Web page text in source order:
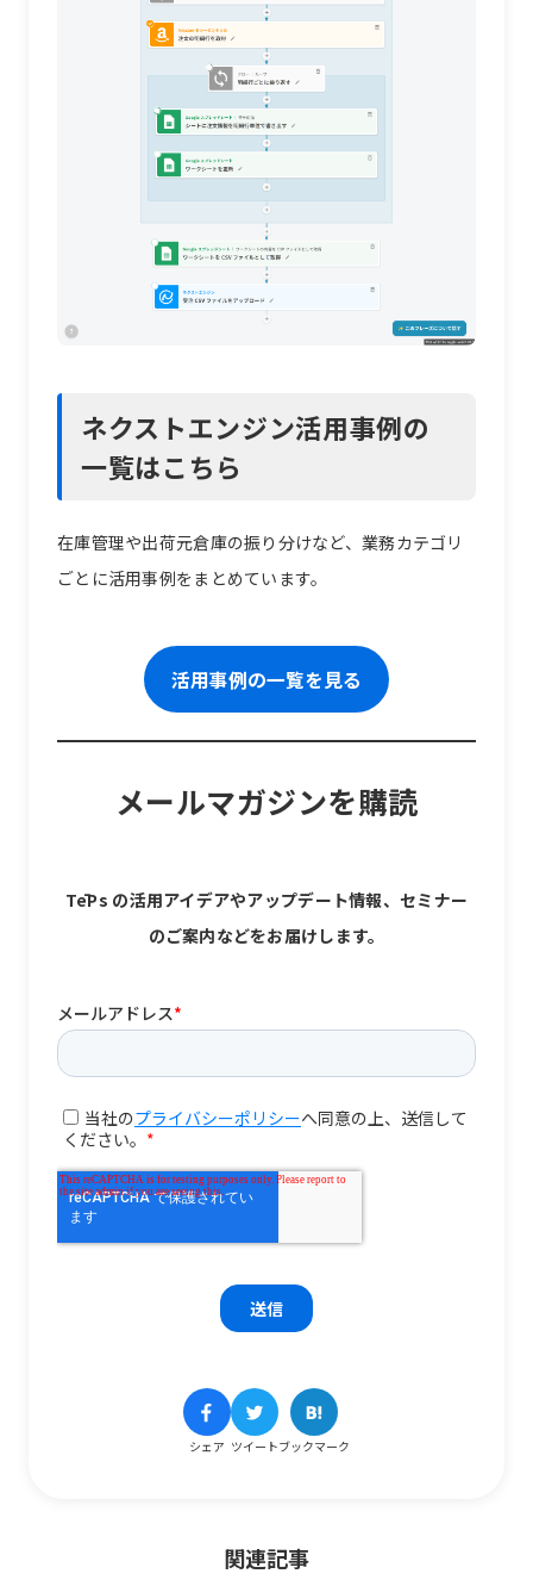
ネクストエンジン活用事例の
一覧はこちら
在庫管理や出荷元倉庫の振り分けなど、業務カテゴリ
ごとに活用事例をまとめています。
活用事例の一覧を見る
メールマガジンを購読
TēPs の活用アイデアやアップデート情報、セミナー
のご案内などをお届けします。
シェア ツイートブックマーク
関連記事